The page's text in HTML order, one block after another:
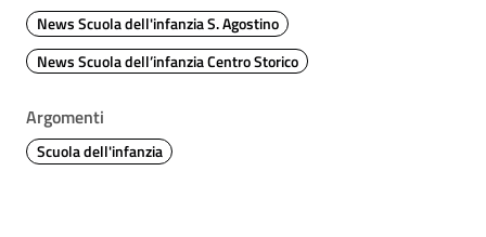
News Scuola dell'infanzia S. Agostino
News Scuola dell’infanzia Centro Storico
Argomenti
Scuola dell'infanzia